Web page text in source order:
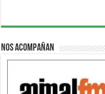
Nos acompañan